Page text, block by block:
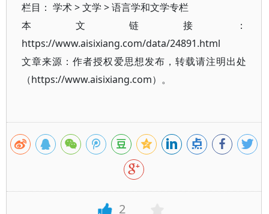
栏目： 学术>文学 >语言学和文学专栏
本文链接：
https://www.aisixiang.com/data/24891.html
文章来源：作者授权爱思想发布，转载请注明出处
（https://www.aisixiang.com）。
2